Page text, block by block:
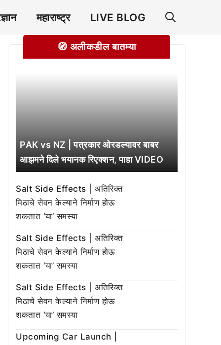
महाराष्ट्र LIVE BLOG
🧭 अलीकडील बातम्या
PAK vs NZ | पत्रकार ओरडल्यावर बाबर
आझमने दिले भयानक रिएक्शन, पाहा VIDEO
Salt Side Effects | अतिरिक्त
मिठाचे सेवन केल्याने निर्माण होऊ
शकतात ‘या’ समस्या
Salt Side Effects | अतिरिक्त
मिठाचे सेवन केल्याने निर्माण होऊ
शकतात ‘या’ समस्या
Salt Side Effects | अतिरिक्त
मिठाचे सेवन केल्याने निर्माण होऊ
शकतात ‘या’ समस्या
Upcoming Car Launch |